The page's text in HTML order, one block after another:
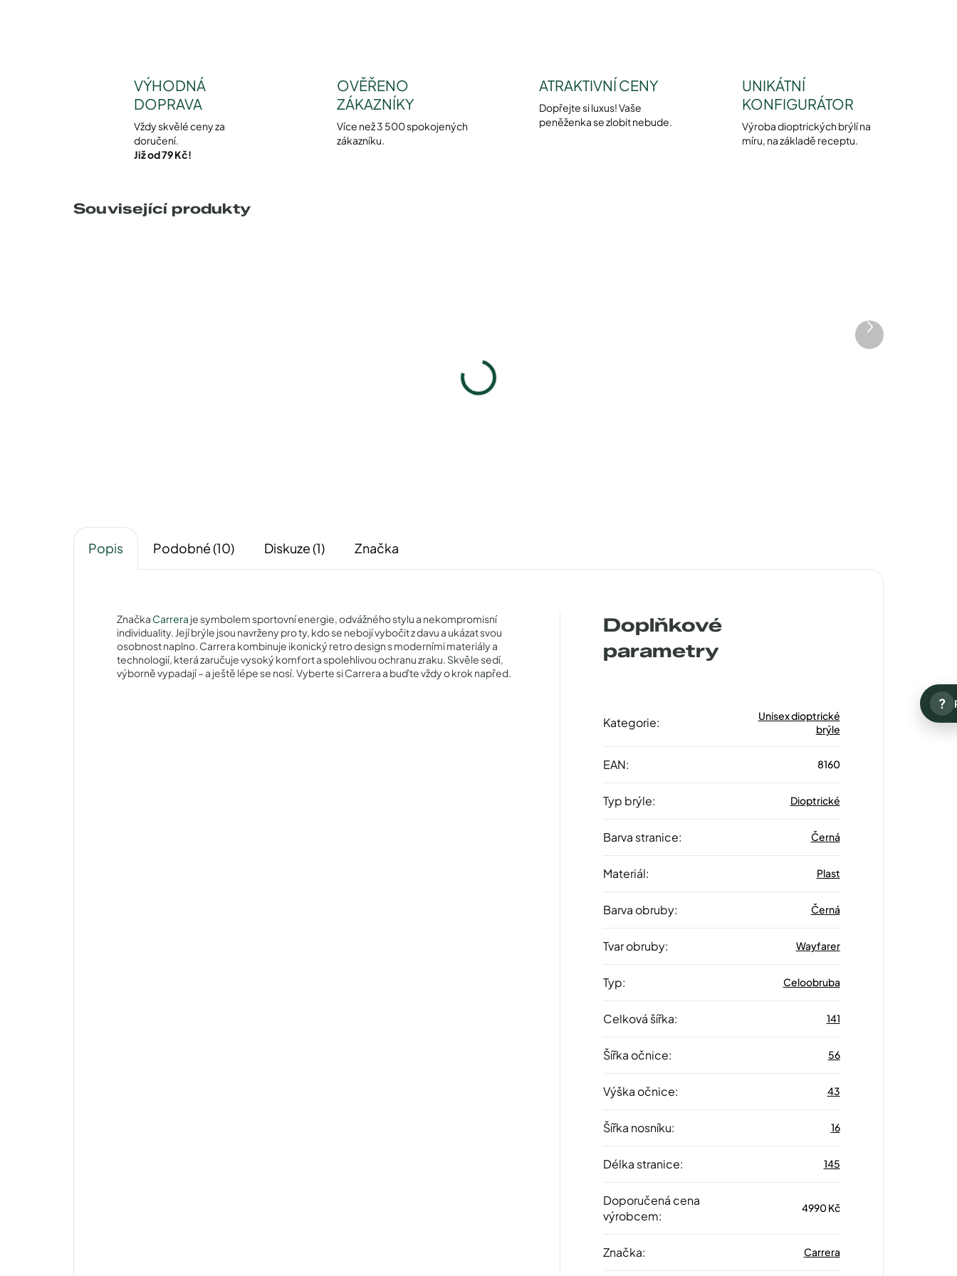
VÝHODNÁ
DOPRAVA
Vždy skvělé ceny za
doručení.
Již od 79 Kč!
OVĚŘENO
ZÁKAZNÍKY
Více než 3 500 spokojených
zákazníku.
ATRAKTIVNÍ CENY
Dopřejte si luxus! Vaše
peněženka se zlobit nebude.
UNIKÁTNÍ
KONFIGURÁTOR
Výroba dioptrických brýlí na
míru, na základě receptu.
Související produkty
Další
produkt
Popis Podobné (10) Diskuze (1) Značka
Značka Carrera je symbolem sportovní energie, odvážného stylu a nekompromisní
individuality. Její brýle jsou navrženy pro ty, kdo se nebojí vybočit z davu a ukázat svou
osobnost naplno. Carrera kombinuje ikonický retro design s moderními materiály a
technologií, která zaručuje vysoký komfort a spolehlivou ochranu zraku. Skvěle sedí,
výborně vypadají – a ještě lépe se nosí. Vyberte si Carrera a buďte vždy o krok napřed.
Doplňkové
parametry
Kategorie:
Unisex dioptrické
brýle
EAN: 8160
Typ brýle: Dioptrické
Barva stranice: Černá
Materiál: Plast
Barva obruby: Černá
Tvar obruby: Wayfarer
Typ: Celoobruba
Celková šířka: 141
Šířka očnice: 56
Výška očnice: 43
Šířka nosníku: 16
Délka stranice: 145
Doporučená cena
výrobcem:
4990 Kč
Značka: Carrera
?